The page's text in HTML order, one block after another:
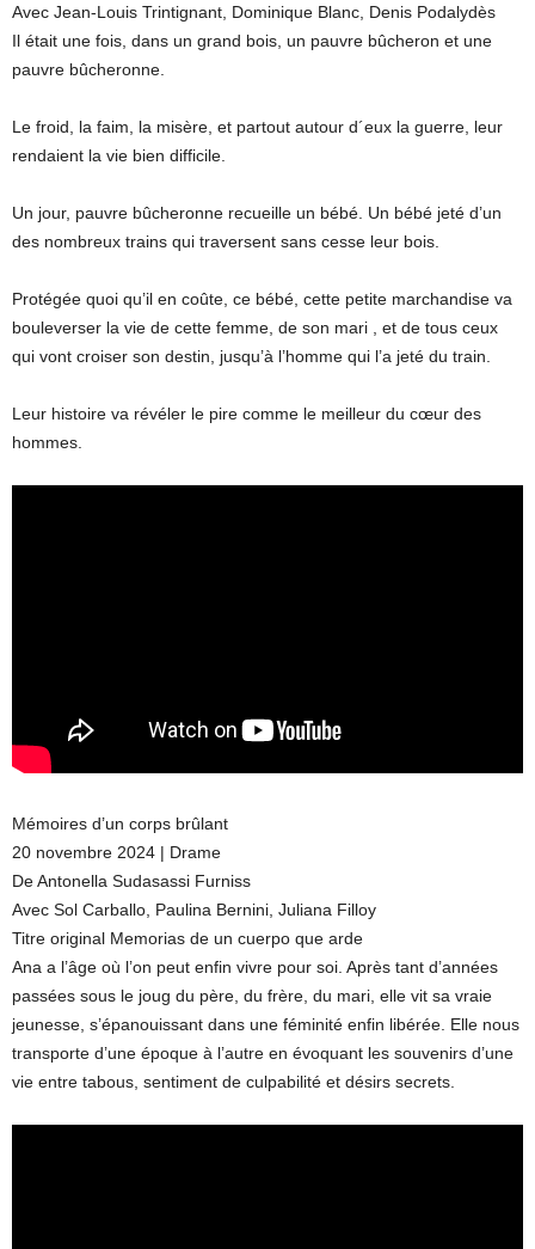
Avec Jean-Louis Trintignant, Dominique Blanc, Denis Podalydès
Il était une fois, dans un grand bois, un pauvre bûcheron et une
pauvre bûcheronne.
Le froid, la faim, la misère, et partout autour d´eux la guerre, leur
rendaient la vie bien difficile.
Un jour, pauvre bûcheronne recueille un bébé. Un bébé jeté d’un
des nombreux trains qui traversent sans cesse leur bois.
Protégée quoi qu’il en coûte, ce bébé, cette petite marchandise va
bouleverser la vie de cette femme, de son mari , et de tous ceux
qui vont croiser son destin, jusqu’à l’homme qui l’a jeté du train.
Leur histoire va révéler le pire comme le meilleur du cœur des
hommes.
Mémoires d’un corps brûlant
20 novembre 2024 | Drame
De Antonella Sudasassi Furniss
Avec Sol Carballo, Paulina Bernini, Juliana Filloy
Titre original Memorias de un cuerpo que arde
Ana a l’âge où l’on peut enfin vivre pour soi. Après tant d’années
passées sous le joug du père, du frère, du mari, elle vit sa vraie
jeunesse, s’épanouissant dans une féminité enfin libérée. Elle nous
transporte d’une époque à l’autre en évoquant les souvenirs d’une
vie entre tabous, sentiment de culpabilité et désirs secrets.